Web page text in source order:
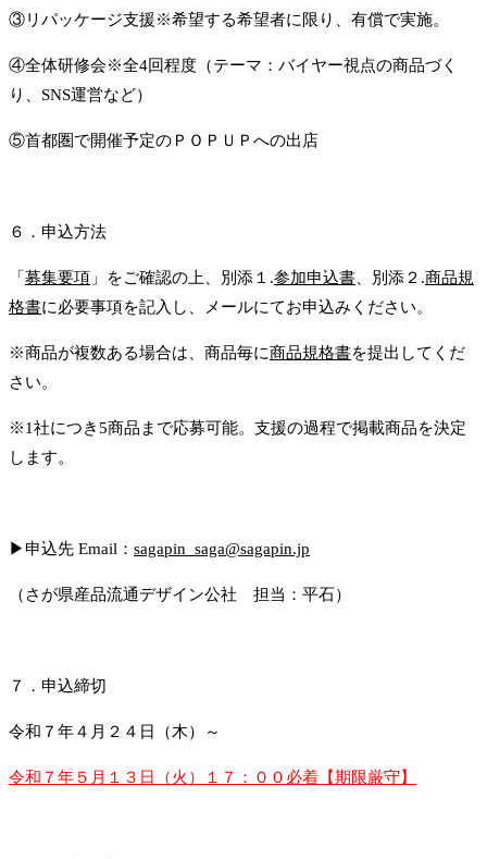
③リパッケージ支援※希望する希望者に限り、有償で実施。
④全体研修会※全4回程度（テーマ：バイヤー視点の商品づく
り、SNS運営など）
⑤首都圏で開催予定のＰＯＰＵＰへの出店
６．申込方法
「 募集要項 」をご確認の上、別添１.参加申込書 、別添２.商品規
格書に必要事項を記入し、メールにてお申込みください。
※商品が複数ある場合は、商品毎に商品規格書を提出してくだ
さい。
※1社につき5商品まで応募可能。支援の過程で掲載商品を決定
します。
▶申込先 Email： sagapin_saga@sagapin.jp
（さが県産品流通デザイン公社 担当：平石）
７．申込締切
令和７年４月２４日（木）～
令和７年５月１３日（火）１７：００必着【期限厳守】